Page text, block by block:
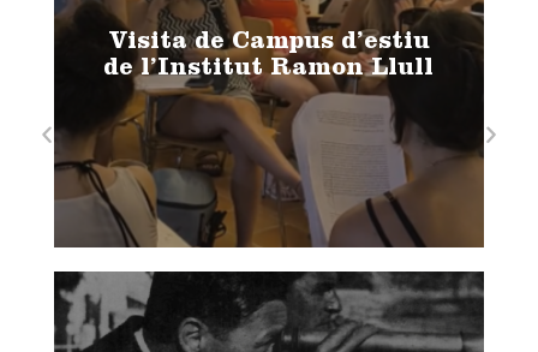
Visita de Campus d’estiu
de l’Institut Ramon Llull